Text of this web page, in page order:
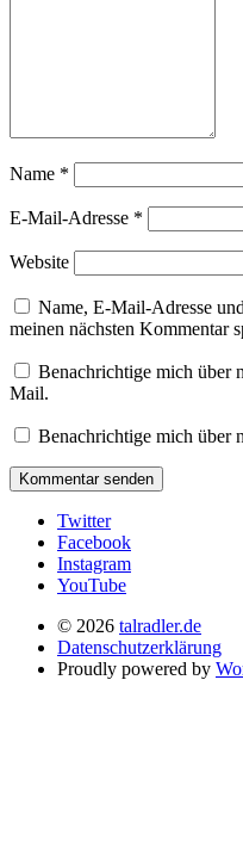
Name *
E-Mail-Adresse *
Website
Name, E-Mail-Adresse
meinen nächsten Kommentar
Benachrichtige mich über
Mail.
Benachrichtige mich über
Twitter
Facebook
Instagram
YouTube
© 2026 talradler.de
Datenschutzerklärung
Proudly powered by